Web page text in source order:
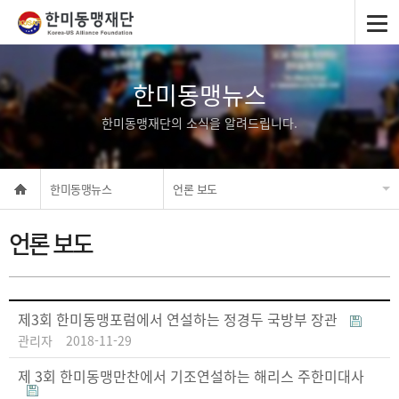
한미동맹뉴스
한미동맹재단의 소식을 알려드립니다.
한미동맹뉴스 언론 보도
언론 보도
제3회 한미동맹포럼에서 연설하는 정경두 국방부 장관
관리자 2018-11-29
제 3회 한미동맹만찬에서 기조연설하는 해리스 주한미대사